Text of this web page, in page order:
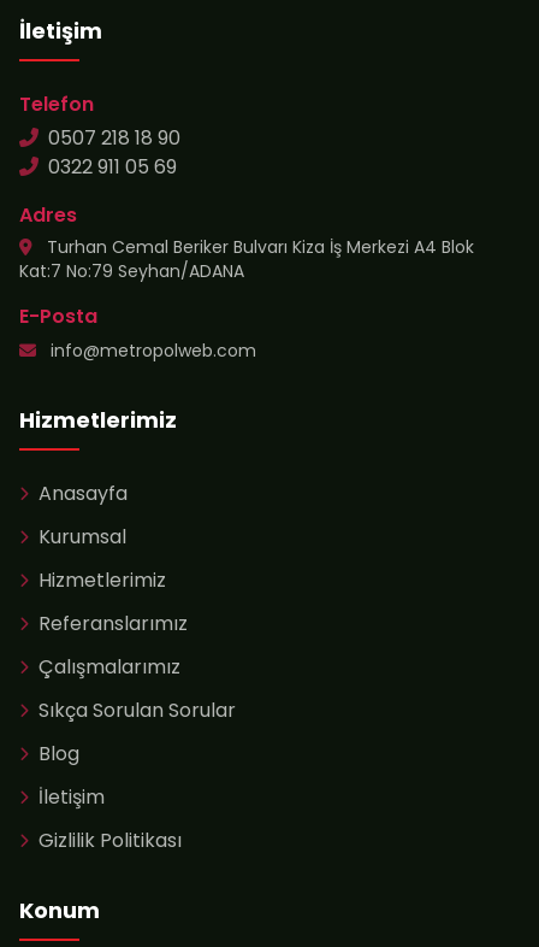
İletişim
Telefon
0507 218 18 90
0322 911 05 69
Adres
Turhan Cemal Beriker Bulvarı Kiza İş Merkezi A4 Blok
Kat:7 No:79 Seyhan/ADANA
E-Posta
info@metropolweb.com
Hizmetlerimiz
Anasayfa
Kurumsal
Hizmetlerimiz
Referanslarımız
Çalışmalarımız
Sıkça Sorulan Sorular
Blog
İletişim
Gizlilik Politikası
Konum